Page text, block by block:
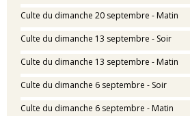
Culte du dimanche 20 septembre - Matin
Culte du dimanche 13 septembre - Soir
Culte du dimanche 13 septembre - Matin
Culte du dimanche 6 septembre - Soir
Culte du dimanche 6 septembre - Matin